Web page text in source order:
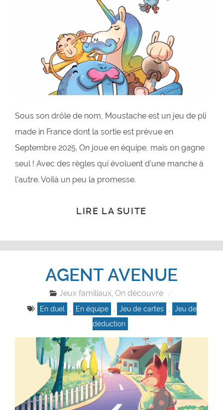
Sous son drôle de nom, Moustache est un jeu de pli
made in France dont la sortie est prévue en
Septembre 2025. On joue en équipe, mais on gagne
seul ! Avec des règles qui évoluent d’une manche à
l’autre. Voilà un peu la promesse.
LIRE LA SUITE
AGENT AVENUE
Jeux familiaux ,On découvre
En duel En équipe Jeu de cartes
Jeu de
déduction